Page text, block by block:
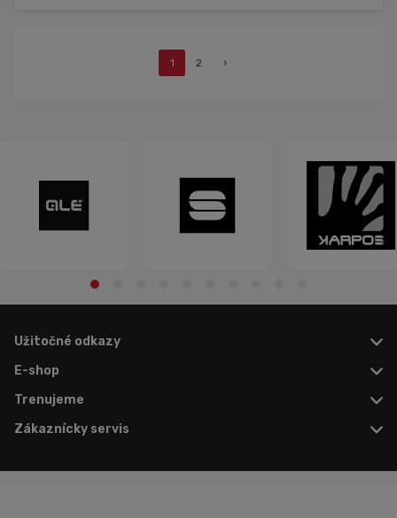
1 2 ›
Užitočné odkazy
E-shop
Trenujeme
Zákaznícky servis